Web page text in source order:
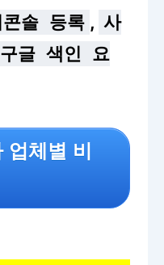
솔 등록 , 사
구글 색인 요
체별 비